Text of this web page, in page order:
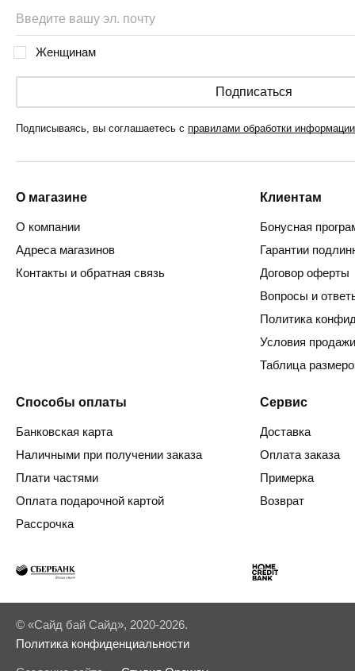
Женщинам
Подписаться
Подписываясь, вы соглашаетесь с правилами обработки информации
О магазине
О компании
Адреса магазинов
Контакты и обратная связь
Клиентам
Бонусная
Гарантии
Договор оферты
Вопросы и
Политика
Условия продажи
Таблица
Способы оплаты
Банковская карта
Наличными при получении заказа
Плати частями
Оплата подарочной картой
Рассрочка
Сервис
Доставка
Оплата заказа
Примерка
Возврат
© «Сайд бай Сайд», 2020-2026.
Политика конфиденциальности